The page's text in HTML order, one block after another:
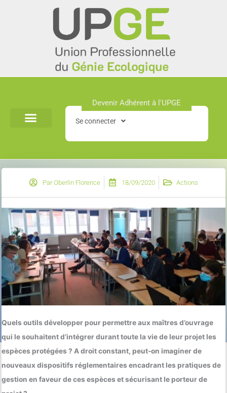
Devenir Adhérent à l'UPGE​
Se connecter
ParOberlin Florence 18/09/2020 Actions
Quels outils développer pour permettre aux maîtres d’ouvrage
qui le souhaitent d’intégrer durant toute la vie de leur projet les
espèces protégées ? A droit constant, peut-on imaginer de
nouveaux dispositifs réglementaires encadrant les pratiques de
gestion en faveur de ces espèces et sécurisant le porteur de